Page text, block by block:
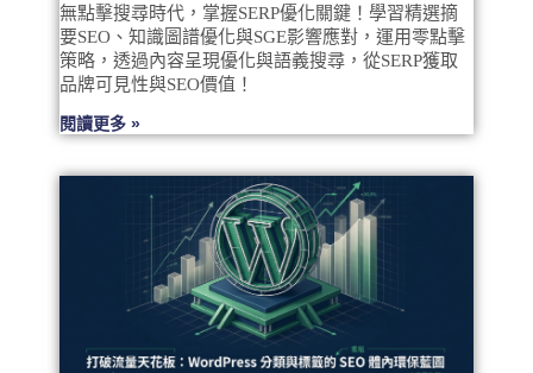
無點擊搜尋時代，掌握SERP優化關鍵！學習精選摘
要SEO、知識圖譜優化與SGE影響應對，運用零點擊
策略，透過內容呈現優化與語義搜尋，從SERP獲取
品牌可見性與SEO價值！
閱讀更多 »